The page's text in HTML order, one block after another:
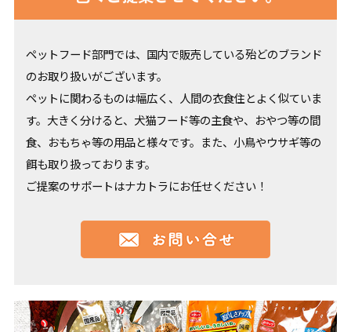
ペットフード部門では、国内で販売している殆どのブランド
のお取り扱いがございます。
ペットに関わるものは幅広く、人間の衣食住とよく似ていま
す。大きく分けると、犬猫フード等の主食や、おやつ等の間
食、おもちゃ等の用品と様々です。また、小鳥やウサギ等の
餌も取り扱っております。
ご提案のサポートはナカトラにお任せください！